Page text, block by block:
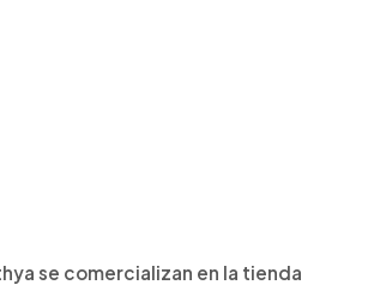
se comercializan en la tienda